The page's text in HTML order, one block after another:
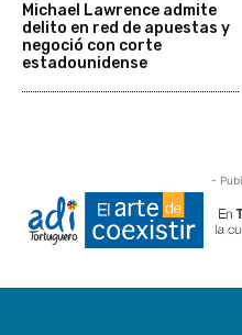
Michael Lawrence admite
delito en red de apuestas y
negoció con corte
estadounidense
-